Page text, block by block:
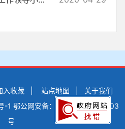
入收藏 站点地图
关于我们
-1 鄂公网安备：42900502000503
号